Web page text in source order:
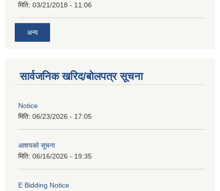
मिति: 03/21/2018 - 11:06
अन्य
सार्वजनिक खरिद/बोलपत्र सूचना
Notice
मिति: 06/23/2026 - 17:05
आशयको सूचना
मिति: 06/16/2026 - 19:35
E Bidding Notice